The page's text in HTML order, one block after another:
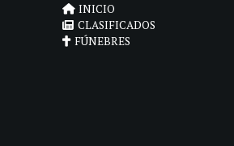
INICIO
CLASIFICADOS
FÚNEBRES